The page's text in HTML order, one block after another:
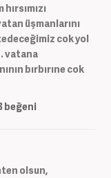
hırsımızı
üşmanlarını
cok yol
. vatana
bırbırıne cok
beğeni
olsun,